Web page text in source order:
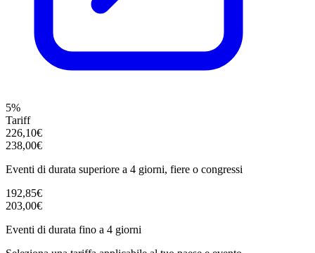
5%
Tariff
226,10€
238,00€
Eventi di durata superiore a 4 giorni, fiere o congressi
192,85€
203,00€
Eventi di durata fino a 4 giorni